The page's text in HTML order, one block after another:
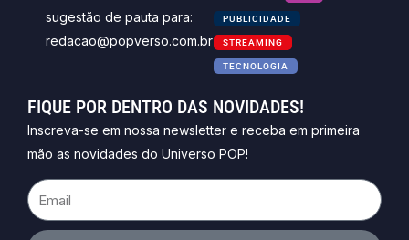
sugestão de pauta para:
redacao@popverso.com.br
PUBLICIDADE
STREAMING
TECNOLOGIA
FIQUE POR DENTRO DAS NOVIDADES!
Inscreva-se em nossa newsletter e receba em primeira
mão as novidades do Universo POP!
Email